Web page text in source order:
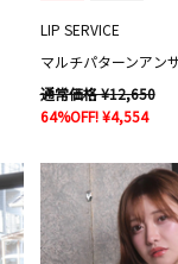
LIP SERVICE
通常価格 ¥12,650
64%OFF! ¥4,554